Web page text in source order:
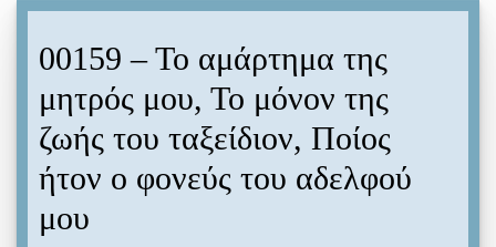
00159 – Το αμάρτημα της
μητρός μου, Το μόνον της
ζωής του ταξείδιον, Ποίος
ήτον ο φονεύς του αδελφού
μου